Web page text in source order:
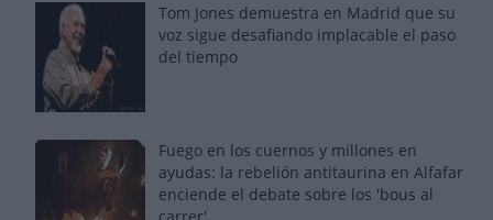
Tom Jones demuestra en Madrid que su
voz sigue desafiando implacable el paso
del tiempo
Fuego en los cuernos y millones en
ayudas: la rebelión antitaurina en Alfafar
enciende el debate sobre los 'bous al